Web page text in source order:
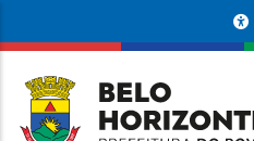
conteúdo
principal
da
Prefeitura